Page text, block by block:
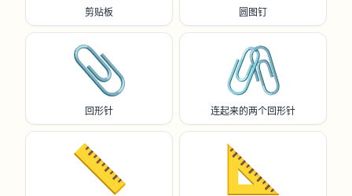
剪贴板 圆图钉
📎
回形针
🖇️
连起来的两个回形针
📏 📐